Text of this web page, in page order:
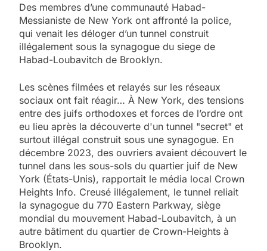
Des membres d’une communauté Habad-
Messianiste de New York ont affronté la police,
qui venait les déloger d’un tunnel construit
illégalement sous la synagogue du siege de
Habad-Loubavitch de Brooklyn.
Les scènes filmées et relayés sur les réseaux
sociaux ont fait réagir… À New York, des tensions
entre des juifs orthodoxes et forces de l’ordre ont
eu lieu après la découverte d'un tunnel "secret" et
surtout illégal construit sous une synagogue. En
décembre 2023, des ouvriers avaient découvert le
tunnel dans les sous-sols du quartier juif de New
York (États-Unis), rapportait le média local Crown
Heights Info. Creusé illégalement, le tunnel reliait
la synagogue du 770 Eastern Parkway, siège
mondial du mouvement Habad-Loubavitch, à un
autre bâtiment du quartier de Crown-Heights à
Brooklyn.